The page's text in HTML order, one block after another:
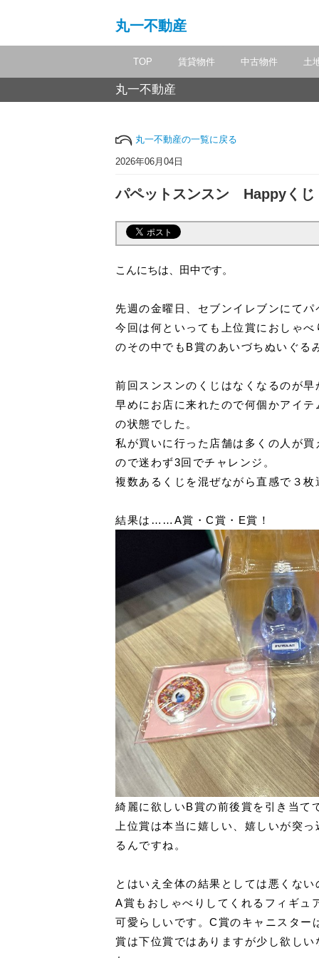
丸一不動産
TOP 賃貸物件 中古物件 土
丸一不動産
丸一不動産の一覧に戻る
2026年06月04日
パペットスンスン Happyくじ
こんにちは、田中です。
先週の金曜日、セブンイレブンにて
今回は何といっても上位賞におしゃ
のその中でもB賞のあいづちぬいぐる
前回スンスンのくじはなくなるのが
早めにお店に来れたので何個かアイ
の状態でした。
私が買いに行った店舗は多くの人が
ので迷わず3回でチャレンジ。
複数あるくじを混ぜながら直感で３
結果は……A賞・C賞・E賞！
綺麗に欲しいB賞の前後賞を引き当て
上位賞は本当に 嬉しい、嬉しいが突
るんですね。
とはいえ全体の結果としては悪くな
A賞もおしゃべりしてくれるフィギュ
可愛らしいです。C賞のキャニスター
賞は下位賞ではありますが少し欲し